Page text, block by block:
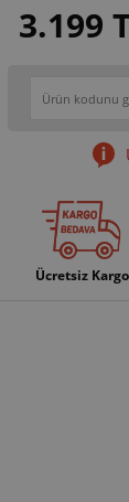
3.199
Ücretsiz Kargo